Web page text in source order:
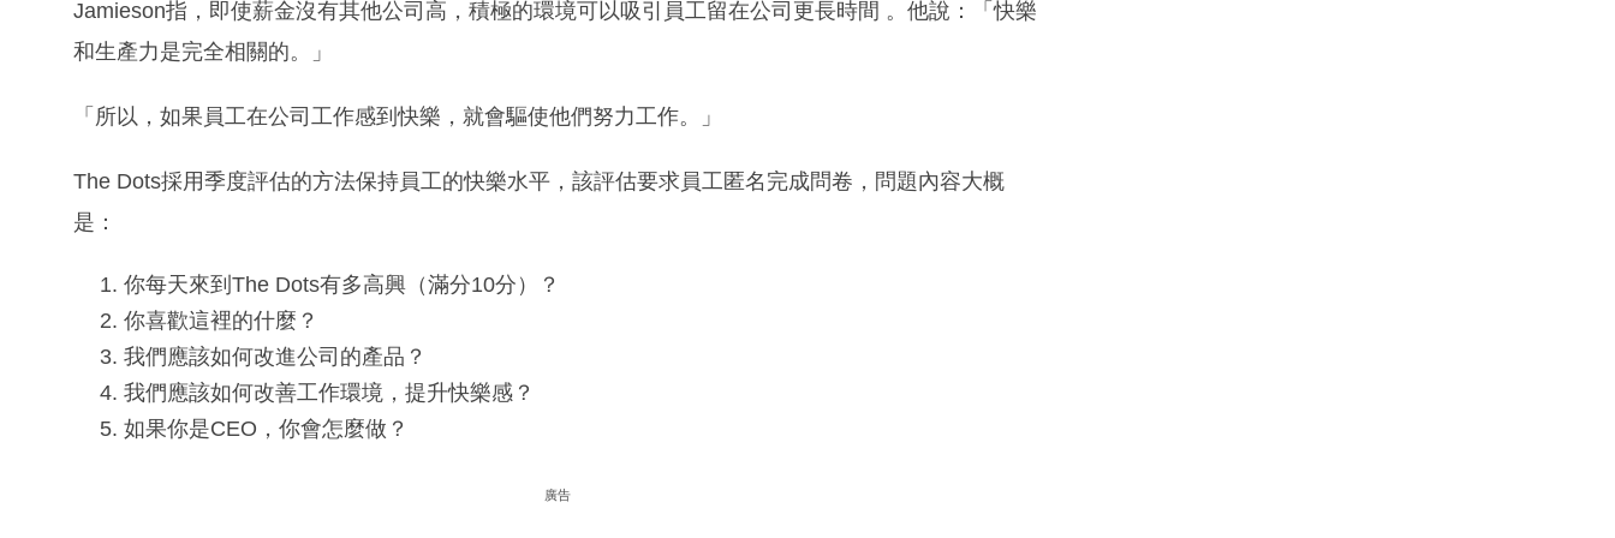
Jamieson指，即使薪金沒有其他公司高，積極的環境可以吸引員工留在公司更長時間 。他說：「快樂
和生產力是完全相關的。」
「所以，如果員工在公司工作感到快樂，就會驅使他們努力工作。」
The Dots採用季度評估的方法保持員工的快樂水平，該評估要求員工匿名完成問卷，問題內容大概
是：
你每天來到The Dots有多高興（滿分10分）？
你喜歡這裡的什麼？
我們應該如何改進公司的產品？
我們應該如何改善工作環境，提升快樂感？
如果你是CEO，你會怎麼做？
廣告